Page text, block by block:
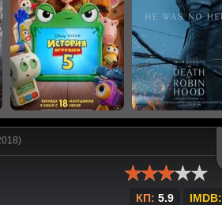
КП: 5.9 IMDB: